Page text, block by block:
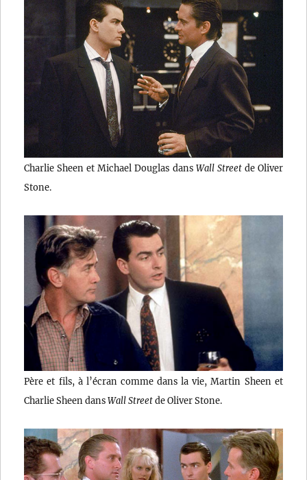
Charlie Sheen et Michael Douglas dans Wall Streetde Oliver
Stone.
Père et fils, à l’écran comme dans la vie, Martin Sheen et
Charlie Sheen dansWall Streetde Oliver Stone.